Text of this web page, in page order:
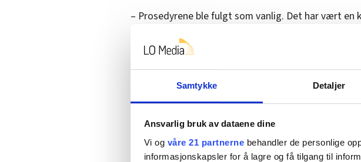
Samtykke Detaljer
Ansvarlig bruk av dataene dine
Vi og våre 21 partnerne behandler de personlige
informasjonskapsler for å lagre og få tilgang til
– Prosedyrene ble fulgt som vanlig. Det har vært en
Brannvesenet fra nabokommunene overtok arbeidet
mannskapene kunne samles i sorgen.
meningsløst, sier Fornes.
Kommunen er i beredskap og følger opp med